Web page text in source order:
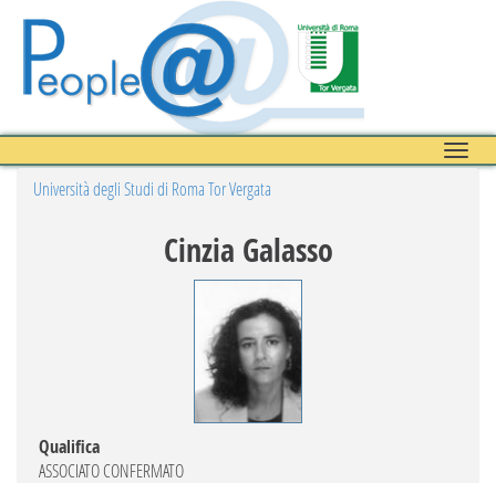
Toggle
Università degli Studi di Roma Tor Vergata
Cinzia Galasso
Qualifica
ASSOCIATO CONFERMATO